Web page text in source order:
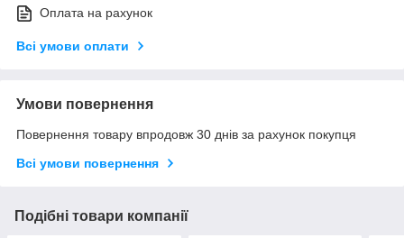
Оплата на рахунок
Всі умови оплати
Умови повернення
Повернення товару впродовж 30 днів за рахунок покупця
Всі умови повернення
Подібні товари компанії